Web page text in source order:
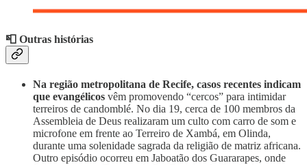
📮 Outras histórias
Na região metropolitana de Recife, casos recentes indicam
que evangélicos vêm promovendo “cercos” para intimidar
terreiros de candomblé. No dia 19, cerca de 100 membros da
Assembleia de Deus realizaram um culto com carro de som e
microfone em frente ao Terreiro de Xambá, em Olinda,
durante uma solenidade sagrada da religião de matriz africana.
Outro episódio ocorreu em Jaboatão dos Guararapes, onde